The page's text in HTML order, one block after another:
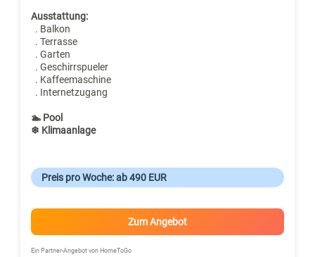
Ausstattung:
. Balkon
. Terrasse
. Garten
. Geschirrspueler
. Kaffeemaschine
. Internetzugang
🏊 Pool
❄ Klimaanlage
Preis pro Woche: ab 490 EUR
Zum Angebot
Ein Partner-Angebot von HomeToGo